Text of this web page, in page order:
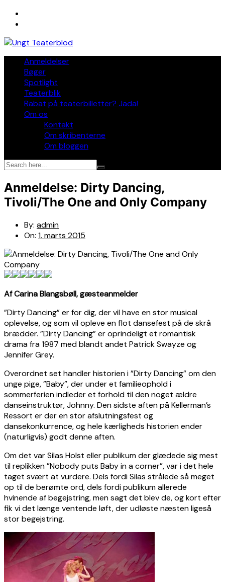
Skip
Anmeldelser
Bøger
Spotlight
Teaterblik
Rabat på teaterbilletter? Jada!
Om os
Kontakt
Om skribenterne
Om bloggen
Anmeldelse: Dirty Dancing,
Tivoli/The One and Only Company
By: admin
On: 1. marts 2015
Af Carina Blangsbøll, gæsteanmelder
”Dirty Dancing” er for dig, der vil have en stor musical
oplevelse, og som vil opleve en flot dansefest på de skrå
brædder. ”Dirty Dancing” er oprindeligt et romantisk
drama fra 1987 med blandt andet Patrick Swayze og
Jennifer Grey.
Overordnet set handler historien i ”Dirty Dancing” om den
unge pige, ”Baby”, der under et familieophold i
sommerferien indleder et forhold til den noget ældre
danseinstruktør, Johnny. Den sidste aften på Kellerman’s
Ressort er der en stor afslutningsfest og
dansekonkurrence, og hele kærligheds historien ender
(naturligvis) godt denne aften.
Om det var Silas Holst eller publikum der glædede sig mest
til replikken ”Nobody puts Baby in a corner”, var i det hele
taget svært at vurdere. Dels fordi Silas strålede så meget
op til de berømte ord, dels fordi publikum allerede
hvinende af begejstring, men sagt det blev de, og kort efter
fik vi det længe ventende løft, der udløste næsten ligeså
stor begejstring.